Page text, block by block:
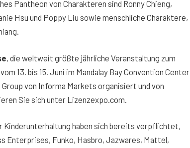
Pantheon von Charakteren sind Ronny Chieng,
Hsu und Poppy Liu sowie menschliche Charaktere,
, die weltweit größte jährliche Veranstaltung zum
13. bis 15. Juni im Mandalay Bay Convention Center
von Informa Markets organisiert und von
Sie sich unter Lizenzexpo.com.
haben sich bereits verpflichtet,
Enterprises, Funko, Hasbro, Jazwares, Mattel,